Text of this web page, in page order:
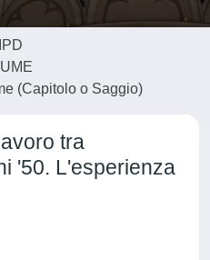
(Capitolo o Saggio)
tra
'50. L'esperienza